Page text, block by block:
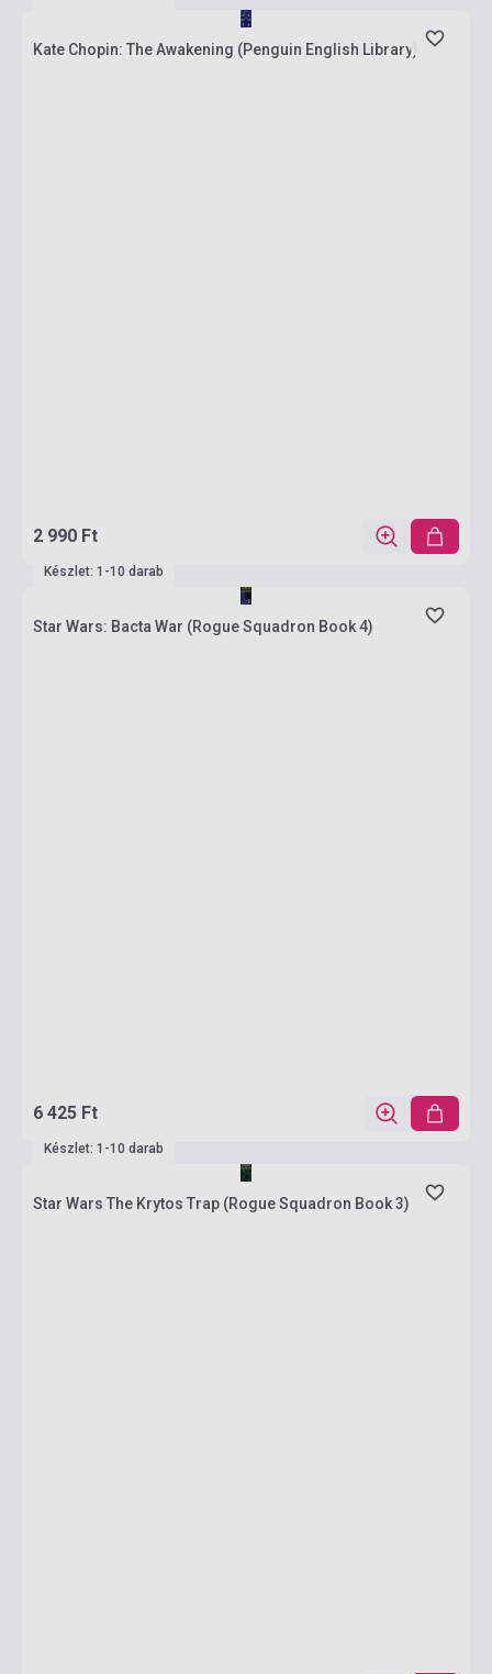
Kate Chopin: The Awakening (Penguin English Library)
2 990 Ft
Készlet: 1-10 darab
Star Wars: Bacta War (Rogue Squadron Book 4)
6 425 Ft
Készlet: 1-10 darab
Star Wars The Krytos Trap (Rogue Squadron Book 3)